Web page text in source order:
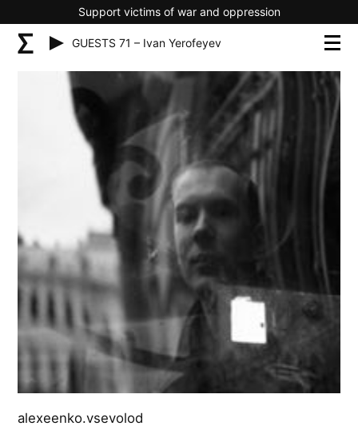
Support victims of war and oppression
GUESTS 71 – Ivan Yerofeyev
alexeenko.vsevolod